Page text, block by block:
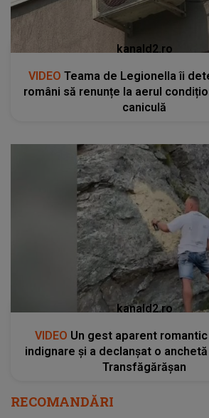
kanald2.ro
VIDEO Teama de Legionella îi
români să renunțe la aerul
caniculă
kanald2.ro
VIDEO Un gest aparent
indignare și a declanșat o
Transfăgărășan
RECOMANDĂRI